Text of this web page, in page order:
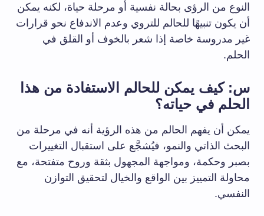
النوع من الرؤى بحالة نفسية أو مرحلة حياة، لكنه يمكن
أن يكون تنبيهًا للحالم للتروي وعدم الاندفاع نحو قرارات
غير مدروسة خاصة إذا شعر بالخوف أو القلق في
الحلم.
س: كيف يمكن للحالم الاستفادة من هذا
الحلم في حياته؟
يمكن أن يفهم الحالم من هذه الرؤية أنه في مرحلة من
البحث الذاتي والنمو، فيُشجَّع على استقبال التغييرات
بصبر وحكمة، ومواجهة المجهول بثقة وروح متفتحة، مع
محاولة التمييز بين الواقع والخيال لتحقيق التوازن
النفسي.